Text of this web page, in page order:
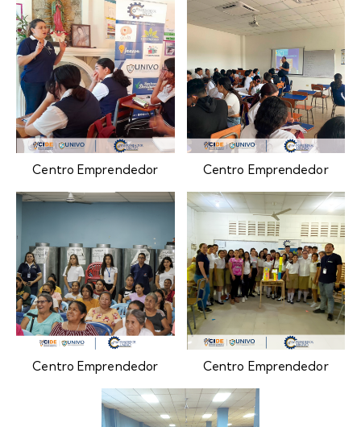
Centro Emprendedor Centro Emprendedor
Centro Emprendedor Centro Emprendedor